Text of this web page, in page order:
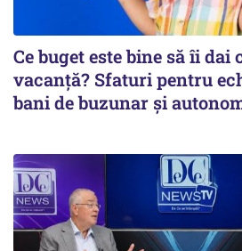
Ce buget este bine să îi
vacanță? Sfaturi pentru
bani de buzunar și